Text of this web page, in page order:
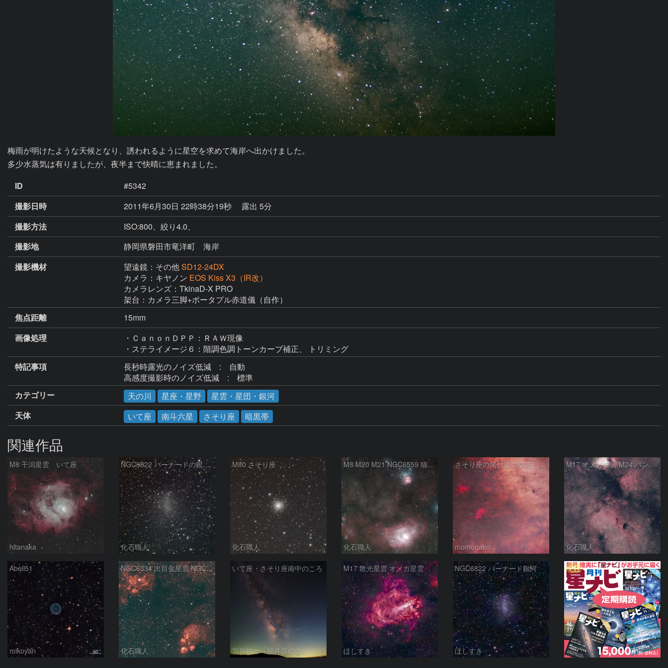
梅雨が明けたような天候となり、誘われるように星空を求めて海岸へ出かけました。
多少水蒸気は有りましたが、夜半まで快晴に恵まれました。
ID
#5342
撮影日時
2011年6月30日 22時38分19秒
露出 5分
撮影方法
ISO:800、絞り4.0、
撮影地
静岡県磐田市竜洋町 海岸
撮影機材
望遠鏡：その他SD12-24DX
カメラ：キヤノン EOS Kiss X3（IR改）
カメラレンズ：TkinaD-X PRO
架台：カメラ三脚+ポータプル赤道儀（自作）
焦点距離
15mm
画像処理
・ＣａｎｏｎＤＰＰ：ＲＡＷ現像
・ステライメージ６：階調色調トーンカーブ補正、 トリミング
特記事項
長秒時露光のノイズ低減　:　自動
高感度撮影時のノイズ低減　:　標準
カテゴリー
天の川 星座・星野
星雲・星団・銀河
天体
いて座 南斗六星 さそり座 暗黒帯
関連作品
M8 干潟星雲 いて座
hltanaka
NGC6822 バーナードの銀河 いて座
化石職人
M80 さそり座
化石職人
M8 M20 M21 NGC6559 猫の手星雲 いて座
化石職人
さそり座の尾付近の空域 260718
momonako
M17 オメガ星雲 M24 バンビの横顔 いて座
化石職人
Abell51
mikoyan
NGC6334 出目金星雲 NGC6357 彼岸花星雲 さそり座
化石職人
いて座・さそり座南中のころ
宮川祐一「福井星の会」
M17 散光星雲 オメガ星雲
ほしすき
NGC6822 バーナード銀河
ほしすき
PR